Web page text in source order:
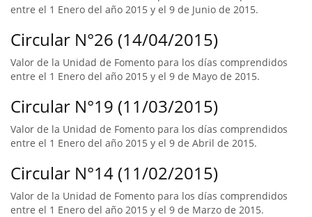
entre el 1 Enero del año 2015 y el 9 de Junio de 2015.
Circular N°26 (14/04/2015)
Valor de la Unidad de Fomento para los días comprendidos
entre el 1 Enero del año 2015 y el 9 de Mayo de 2015.
Circular N°19 (11/03/2015)
Valor de la Unidad de Fomento para los días comprendidos
entre el 1 Enero del año 2015 y el 9 de Abril de 2015.
Circular N°14 (11/02/2015)
Valor de la Unidad de Fomento para los días comprendidos
entre el 1 Enero del año 2015 y el 9 de Marzo de 2015.